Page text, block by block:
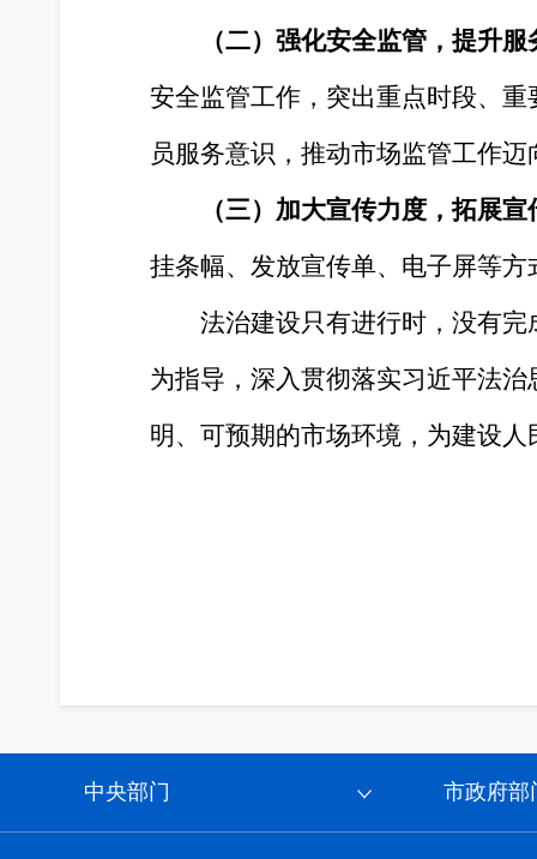
（二）强化安全监管，提升
安全监管工作，突出重点时段、
员服务意识，推动市场监管工作迈
（三）加大宣传力度，拓展
挂条幅、发放宣传单、电子屏等
法治建设只有进行时，没有
为指导，深入贯彻落实习近平法
明、可预期的市场环境，为建设
中央部门 市政府部